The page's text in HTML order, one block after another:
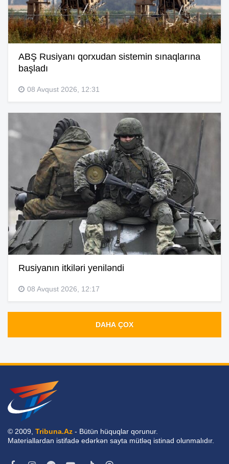
ABŞ Rusiyanı qorxudan sistemin sınaqlarına
başladı
08 Avqust 2026, 12:31
Rusiyanın itkiləri yeniləndi
08 Avqust 2026, 12:17
DAHA ÇOX
© 2009, Tribuna.Az - Bütün hüquqlar qorunur.
Materiallardan istifadə edərkən sayta mütləq istinad olunmalıdır.